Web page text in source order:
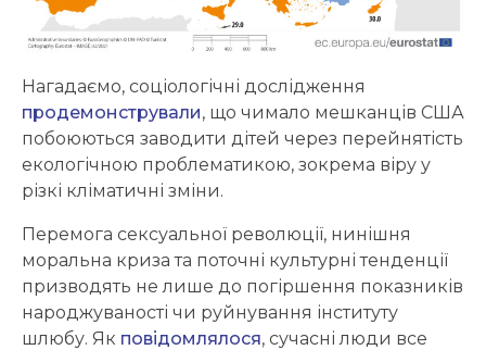
Нагадаємо, соціологічні дослідження
продемонстрували, що чимало мешканців США
побоюються заводити дітей через перейнятість
екологічною проблематикою, зокрема віру у
різкі кліматичні зміни.
Перемога сексуальної революції, нинішня
моральна криза та поточні культурні тенденції
призводять не лише до погіршення показників
народжуваності чи руйнування інституту
шлюбу. Як повідомлялося, сучасні люди все